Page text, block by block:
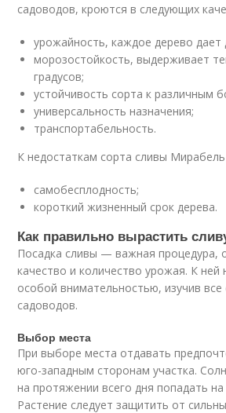
садоводов, кроются в следующих
урожайность, каждое дерево дает
морозостойкость, выдерживает
градусов;
устойчивость сорта к различным
универсальность назначения;
транспортабельность.
К недостаткам сорта сливы
самобесплодность;
короткий жизненный срок дерева.
Как правильно вырастить
Посадка сливы — важная процедура,
качество и количество урожая. К ней
особой внимательностью, изучив
садоводов.
Выбор места
При выборе места отдавать
юго-западным сторонам участка.
на протяжении всего дня попадать
Растение следует защитить от